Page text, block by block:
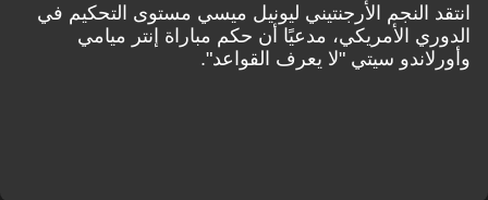
انتقد النجم الأرجنتيني ليونيل ميسي مستوى التحكيم في
الدوري الأمريكي، مدعيًا أن حكم مباراة إنتر ميامي
وأورلاندو سيتي "لا يعرف القواعد".